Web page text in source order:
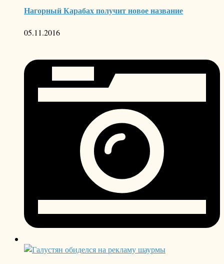
Нагорный Карабах получит новое название
05.11.2016